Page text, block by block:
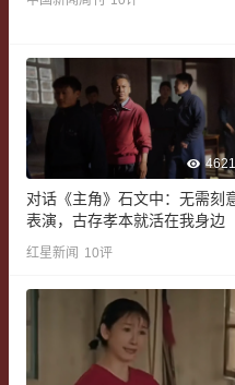
4621
对话《主角》石文中：无需刻
表演，古存孝本就活在我身边
红星新闻 10评